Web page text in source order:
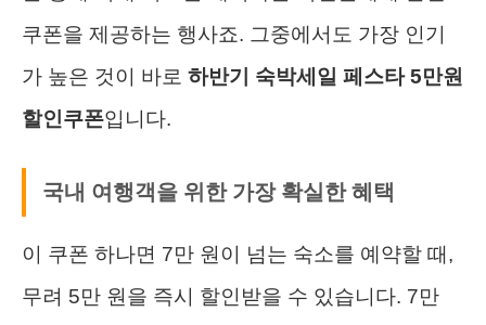
쿠폰을 제공하는 행사죠. 그중에서도 가장 인기
가 높은 것이 바로 하반기 숙박세일 페스타 5만원
할인쿠폰입니다.
국내 여행객을 위한 가장 확실한 혜택
이 쿠폰 하나면 7만 원이 넘는 숙소를 예약할 때,
무려 5만 원을 즉시 할인받을 수 있습니다. 7만